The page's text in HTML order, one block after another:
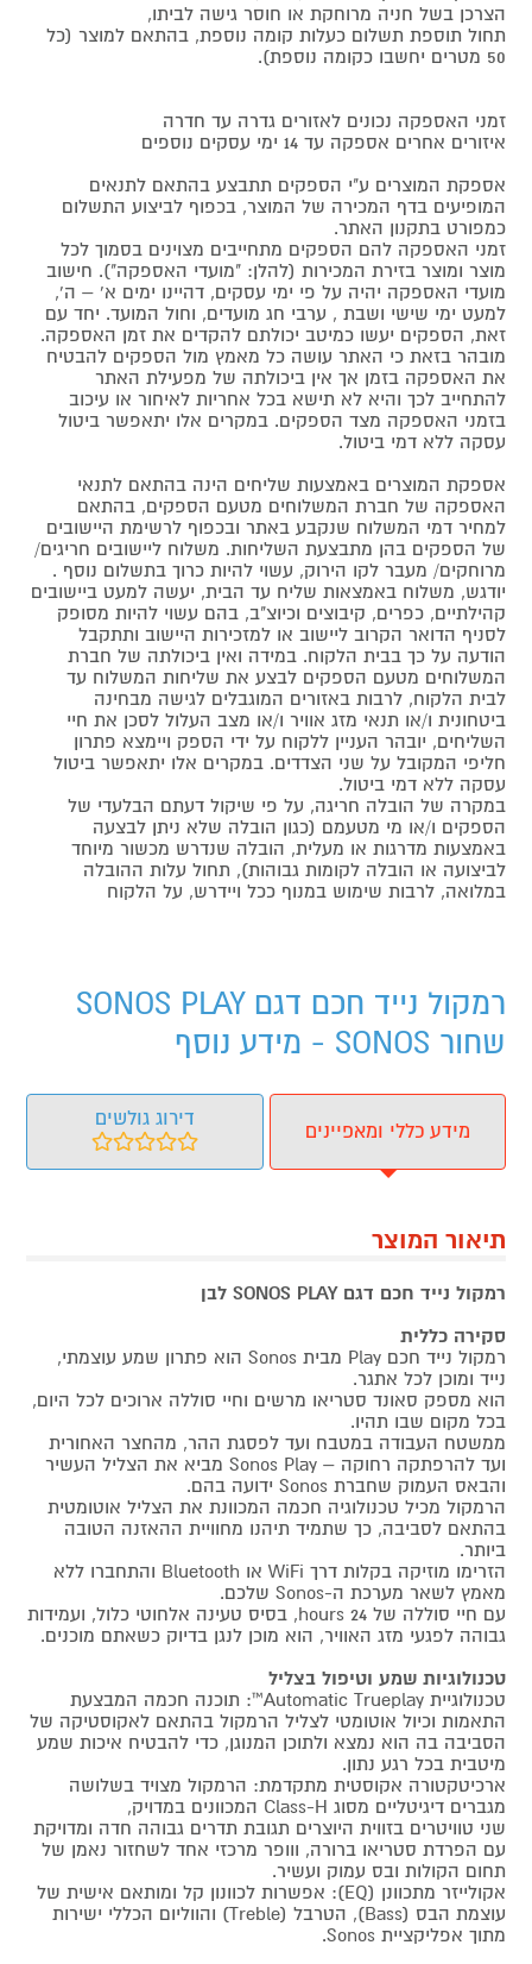
הצרכן בשל חניה מרוחקת או חוסר גישה לביתו,
תחול תוספת תשלום כעלות קומה נוספת, בהתאם למוצר (כל
50 מטרים יחשבו כקומה נוספת).
זמני האספקה נכונים לאזורים גדרה עד חדרה
איזורים אחרים אספקה עד 14 ימי עסקים נוספים
אספקת המוצרים ע"י הספקים תתבצע בהתאם לתנאים
המופיעים בדף המכירה של המוצר, בכפוף לביצוע התשלום
כמפורט בתקנון האתר.
זמני האספקה להם הספקים מתחייבים מצוינים בסמוך לכל
מוצר ומוצר בזירת המכירות (להלן: "מועדי האספקה"). חישוב
מועדי האספקה יהיה על פי ימי עסקים, דהיינו ימים א' – ה',
למעט ימי שישי ושבת , ערבי חג מועדים, וחול המועד. יחד עם
זאת, הספקים יעשו כמיטב יכולתם להקדים את זמן האספקה.
מובהר בזאת כי האתר עושה כל מאמץ מול הספקים להבטיח
את האספקה בזמן אך אין ביכולתה של מפעילת האתר
להתחייב לכך והיא לא תישא בכל אחריות לאיחור או עיכוב
בזמני האספקה מצד הספקים. במקרים אלו יתאפשר ביטול
עסקה ללא דמי ביטול.
אספקת המוצרים באמצעות שליחים הינה בהתאם לתנאי
האספקה של חברת המשלוחים מטעם הספקים, בהתאם
למחיר דמי המשלוח שנקבע באתר ובכפוף לרשימת היישובים
של הספקים בהן מתבצעת השליחות. משלוח ליישובים חריגים/
מרוחקים/ מעבר לקו הירוק, עשוי להיות כרוך בתשלום נוסף .
יודגש, משלוח באמצאות שליח עד הבית, יעשה למעט ביישובים
קהילתיים, כפרים, קיבוצים וכיוצ"ב, בהם עשוי להיות מסופק
לסניף הדואר הקרוב ליישוב או למזכירות היישוב ותתקבל
הודעה על כך בבית הלקוח. במידה ואין ביכולתה של חברת
המשלוחים מטעם הספקים לבצע את שליחות המשלוח עד
לבית הלקוח, לרבות באזורים המוגבלים לגישה מבחינה
ביטחונית ו/או תנאי מזג אוויר ו/או מצב העלול לסכן את חיי
השליחים, יובהר העניין ללקוח על ידי הספק ויימצא פתרון
חליפי המקובל על שני הצדדים. במקרים אלו יתאפשר ביטול
עסקה ללא דמי ביטול.
במקרה של הובלה חריגה, על פי שיקול דעתם הבלעדי של
הספקים ו/או מי מטעמם (כגון הובלה שלא ניתן לבצעה
באמצעות מדרגות או מעלית, הובלה שנדרש מכשור מיוחד
לביצועה או הובלה לקומות גבוהות), תחול עלות ההובלה
במלואה, לרבות שימוש במנוף ככל ויידרש, על הלקוח
רמקול נייד חכם דגם SONOS PLAY
שחור SONOS - מידע נוסף
מידע כללי ומאפיינים
דירוג גולשים
תיאור המוצר
רמקול נייד חכם דגם SONOS PLAY לבן
סקירה כללית
רמקול נייד חכם Play מבית Sonos הוא פתרון שמע עוצמתי,
נייד ומוכן לכל אתגר.
הוא מספק סאונד סטריאו מרשים וחיי סוללה ארוכים לכל היום,
בכל מקום שבו תהיו.
ממשטח העבודה במטבח ועד לפסגת ההר, מהחצר האחורית
ועד להרפתקה רחוקה – Sonos Play מביא את הצליל העשיר
והבאס העמוק שחברת Sonos ידועה בהם.
הרמקול מכיל טכנולוגיה חכמה המכוונת את הצליל אוטומטית
בהתאם לסביבה, כך שתמיד תיהנו מחוויית ההאזנה הטובה
ביותר.
הזרימו מוזיקה בקלות דרך WiFi או Bluetooth והתחברו ללא
מאמץ לשאר מערכת ה-Sonos שלכם.
עם חיי סוללה של 24 hours, בסיס טעינה אלחוטי כלול, ועמידות
גבוהה לפגעי מזג האוויר, הוא מוכן לנגן בדיוק כשאתם מוכנים.
טכנולוגיות שמע וטיפול בצליל
טכנולוגיית Automatic Trueplay™: תוכנה חכמה המבצעת
התאמות וכיול אוטומטי לצליל הרמקול בהתאם לאקוסטיקה של
הסביבה בה הוא נמצא ולתוכן המנוגן, כדי להבטיח איכות שמע
מיטבית בכל רגע נתון.
ארכיטקטורה אקוסטית מתקדמת: הרמקול מצויד בשלושה
מגברים דיגיטליים מסוג Class-H המכוונים במדויק,
שני טוויטרים בזווית היוצרים תגובת תדרים גבוהה חדה ומדויקת
עם הפרדת סטריאו ברורה, ווופר מרכזי אחד לשחזור נאמן של
תחום הקולות ובס עמוק ועשיר.
אקולייזר מתכוונן (EQ): אפשרות לכוונון קל ומותאם אישית של
עוצמת הבס (Bass), הטרבל (Treble) והווליום הכללי ישירות
מתוך אפליקציית Sonos.